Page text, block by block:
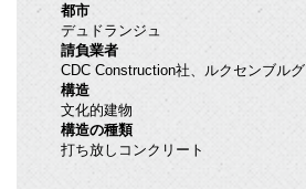
都市
デュドランジュ
請負業者
CDC Construction社、ルクセンブルグ
構造
文化的建物
構造の種類
打ち放しコンクリート